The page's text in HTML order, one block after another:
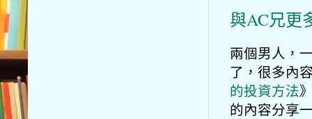
與AC兄更
兩個男人，
了，很多內
的投資方法
的內容分享